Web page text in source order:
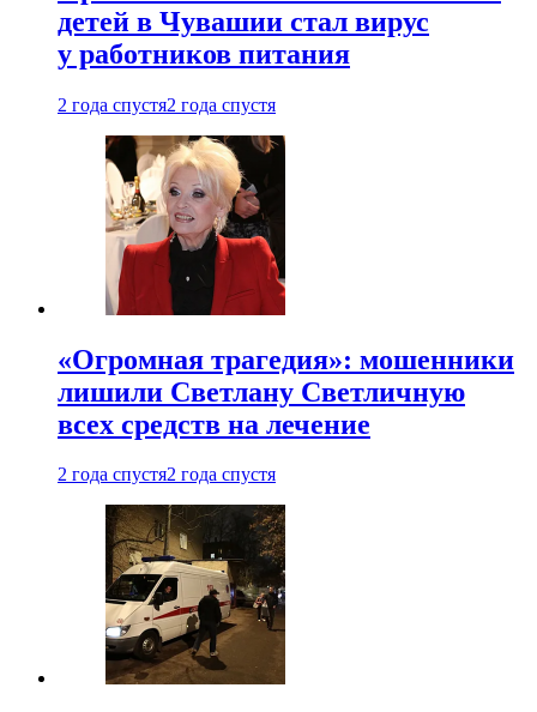
детей в Чувашии стал вирус
у работников питания
2 года спустя2 года спустя
«Огромная трагедия»: мошенники
лишили Светлану Светличную
всех средств на лечение
2 года спустя2 года спустя